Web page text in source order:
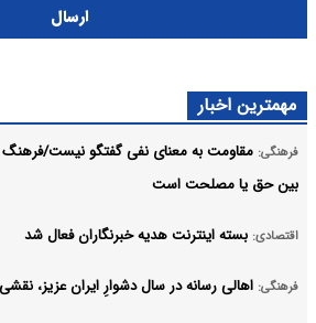
ارسال
مهمترین اخبار
فرهنگی: مقاومت به معنای نفی گفتگو نیست/فرهنگ
بین حق یا مصلحت است
اقتصادی: بسته اینترنت هدیه خبرنگاران فعال شد
فرهنگی: اهالی رسانه در سال دشوارِ ایران عزیز، نقشی